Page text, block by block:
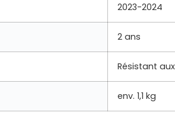
2023-2024
2 ans
Résistant
env. 1,1 kg